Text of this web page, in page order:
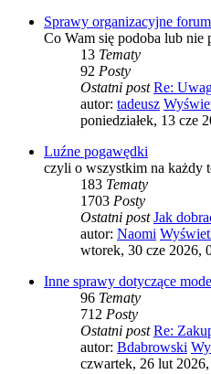
Sprawy organizacyjne forum
Co Wam się podoba lub nie
13 Tematy
92 Posty
Ostatni post Re:
autor: tadeusz
poniedziałek, 13 cze
Luźne pogawędki
czyli o wszystkim na każdy
183 Tematy
1703 Posty
Ostatni post Jak
autor: Naomi
wtorek, 30 cze 2026,
Inne sprawy dotyczące
96 Tematy
712 Posty
Ostatni post Re:
autor: Bdabrowski
czwartek, 26 lut